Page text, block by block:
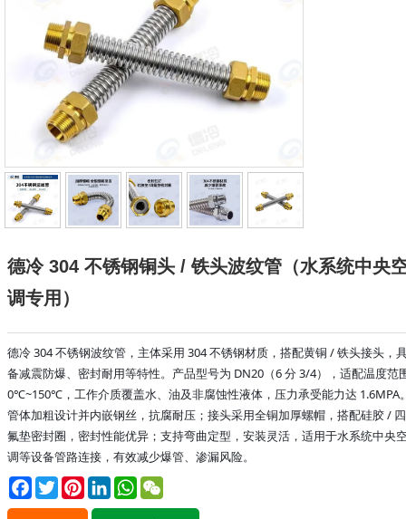
德冷 304 不锈钢铜头 / 铁头波纹管（水系统中央
调专用）
德冷 304 不锈钢波纹管，主体采用 304 不锈钢材质，搭配黄铜 / 铁头接头，
备减震防爆、密封耐用等特性。产品型号为 DN20（6 分 3/4），适配温度范
0℃~150℃，工作介质覆盖水、油及非腐蚀性液体，压力承受能力达 1.6MPA
管体加粗设计并内嵌钢丝，抗腐耐压；接头采用全铜加厚螺帽，搭配硅胶 / 四
氟垫密封圈，密封性能优异；支持弯曲定型，安装灵活，适用于水系统中央
调等设备管路连接，有效减少爆管、渗漏风险。
Facebook
TwitterPinterestLinkedInWhatsApp